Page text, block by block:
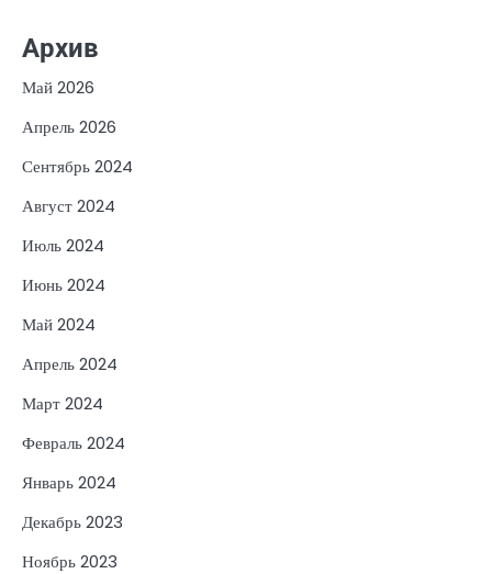
Архив
Май 2026
Апрель 2026
Сентябрь 2024
Август 2024
Июль 2024
Июнь 2024
Май 2024
Апрель 2024
Март 2024
Февраль 2024
Январь 2024
Декабрь 2023
Ноябрь 2023